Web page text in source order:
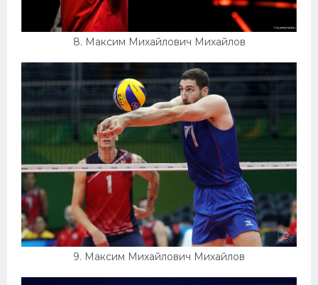
8. Максим Михайлович Михайлов
9. Максим Михайлович Михайлов